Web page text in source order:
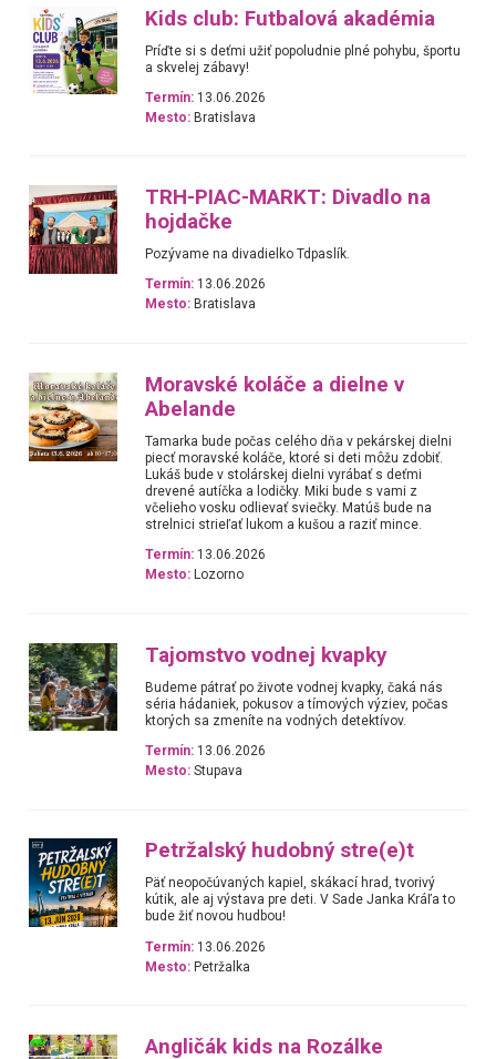
Kids club: Futbalová akadémia
Príďte si s deťmi užiť popoludnie plné pohybu, športu
a skvelej zábavy!
Termín: 13.06.2026
Mesto: Bratislava
TRH-PIAC-MARKT: Divadlo na
hojdačke
Pozývame na divadielko Tdpaslík.
Termín: 13.06.2026
Mesto: Bratislava
Moravské koláče a dielne v
Abelande
Tamarka bude počas celého dňa v pekárskej dielni
piecť moravské koláče, ktoré si deti môžu zdobiť.
Lukáš bude v stolárskej dielni vyrábať s deťmi
drevené autíčka a lodičky. Miki bude s vami z
včelieho vosku odlievať sviečky. Matúš bude na
strelnici strieľať lukom a kušou a raziť mince.
Termín: 13.06.2026
Mesto: Lozorno
Tajomstvo vodnej kvapky
Budeme pátrať po živote vodnej kvapky, čaká nás
séria hádaniek, pokusov a tímových výziev, počas
ktorých sa zmeníte na vodných detektívov.
Termín: 13.06.2026
Mesto: Stupava
Petržalský hudobný stre(e)t
Päť neopočúvaných kapiel, skákací hrad, tvorivý
kútik, ale aj výstava pre deti. V Sade Janka Kráľa to
bude žiť novou hudbou!
Termín: 13.06.2026
Mesto: Petržalka
Angličák kids na Rozálke